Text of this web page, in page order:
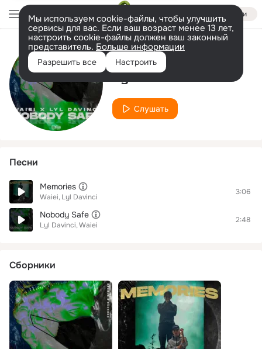
Войти
Мы используем cookie-файлы, чтобы улучшить
сервисы для вас. Если ваш возраст менее 13 лет,
настроить cookie-файлы должен ваш законный
представитель. Больше информации
Разрешить все Настроить
Исполнитель
Lyl Davinci
Слушать
Песни
Memories
Waiei Lyl Davinci
3:06
Nobody Safe
Lyl Davinci Waiei
2:48
Сборники